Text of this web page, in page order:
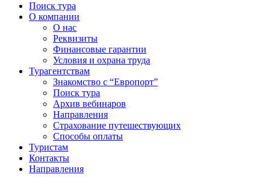
Поиск тура
О компании
О нас
Реквизиты
Финансовые гарантии
Условия и охрана труда
Турагентствам
Знакомство с “Европорт”
Поиск тура
Архив вебинаров
Направления
Страхование путешествующих
Способы оплаты
Туристам
Контакты
Направления